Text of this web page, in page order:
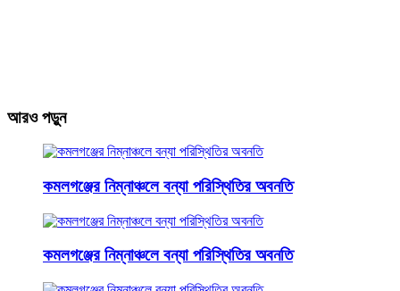
আরও পড়ুন
কমলগঞ্জের নিম্নাঞ্চলে বন্যা পরিস্থিতির অবনতি
কমলগঞ্জের নিম্নাঞ্চলে বন্যা পরিস্থিতির অবনতি